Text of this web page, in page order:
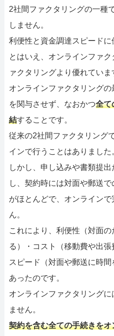
2社間ファクタリングの一種
しません。
利便性と資金調達スピードに
とはいえ、オンラインファ
ァクタリングより優れていま
オンラインファクタリング
を関与させず、なおかつ全て
結することです。
従来の2社間ファクタリング
インで行うことはありました
しかし、申し込みや書類提
し、契約時には対面や郵送
がほとんどで、オンライン
ん。
これにより、利便性（対面
る）・コスト（移動費や出
スピード（対面や郵送に時
あったのです。
オンラインファクタリング
ません。
契約を含む全ての手続きをオ